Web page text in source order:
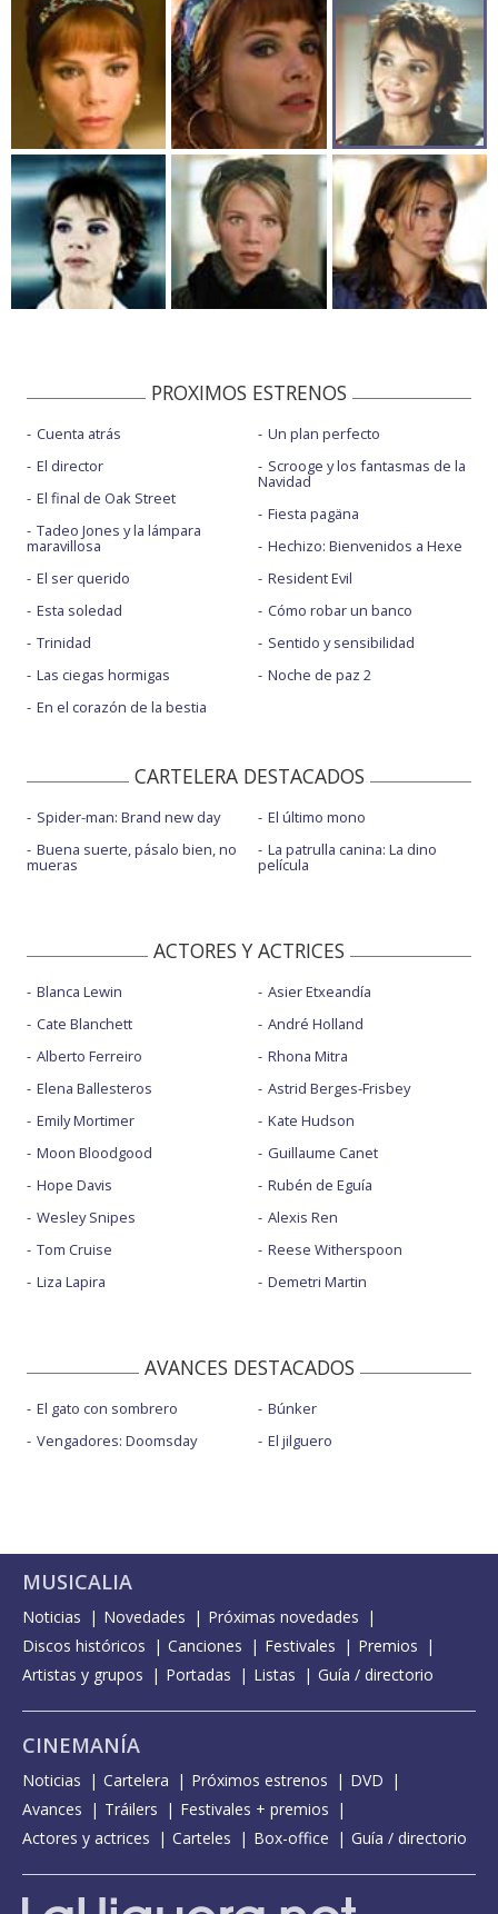
PROXIMOS ESTRENOS
Cuenta atrás
El director
El final de Oak Street
Tadeo Jones y la lámpara
maravillosa
El ser querido
Esta soledad
Trinidad
Las ciegas hormigas
En el corazón de la bestia
Un plan perfecto
Scrooge y los fantasmas de la
Navidad
Fiesta pagäna
Hechizo: Bienvenidos a Hexe
Resident Evil
Cómo robar un banco
Sentido y sensibilidad
Noche de paz 2
CARTELERA DESTACADOS
Spider-man: Brand new day
Buena suerte, pásalo bien, no
mueras
El último mono
La patrulla canina: La dino
película
ACTORES Y ACTRICES
Blanca Lewin
Cate Blanchett
Alberto Ferreiro
Elena Ballesteros
Emily Mortimer
Moon Bloodgood
Hope Davis
Wesley Snipes
Tom Cruise
Liza Lapira
Asier Etxeandía
André Holland
Rhona Mitra
Astrid Berges-Frisbey
Kate Hudson
Guillaume Canet
Rubén de Eguía
Alexis Ren
Reese Witherspoon
Demetri Martin
AVANCES DESTACADOS
El gato con sombrero
Vengadores: Doomsday
Búnker
El jilguero
MUSICALIA
Noticias Novedades
Próximas novedades
Discos históricos
Canciones Festivales
Premios
Artistas y grupos
Portadas Listas Guía / directorio
CINEMANÍA
Noticias Cartelera Próximos estrenos
DVD
Avances
Tráilers
Festivales + premios
Actores y actrices
Carteles Box-office Guía / directorio